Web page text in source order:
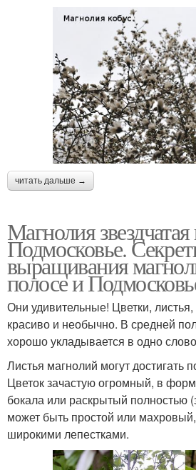
читать дальше →
Магнолия звездчатая
Подмосковье.
выращивания
полосе и
Они удивительные! Цветки,
красиво и необычно. В средней
хорошо укладывается в одно
Листья магнолий могут достигать
Цветок зачастую огромный, в
бокала или раскрытый полностью
может быть простой или
широкими лепестками.